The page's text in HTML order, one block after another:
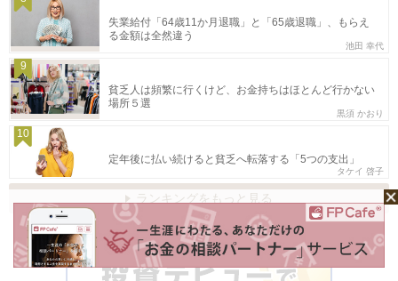
失業給付「64歳11か月退職」と「65歳退職」、もらえ
る金額は全然違う
池田 幸代
9
貧乏人は頻繁に行くけど、お金持ちはほとんど行かない
場所５選
黒須 かおり
10
定年後に払い続けると貧乏へ転落する「5つの支出」
タケイ 啓子
ランキングをもっと見る